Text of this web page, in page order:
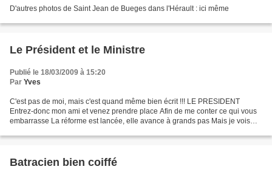
D'autres photos de Saint Jean de Bueges dans l'Hérault : ici même
Le Président et le Ministre
Publié le 18/03/2009 à 15:20
Par Yves
C'est pas de moi, mais c'est quand même bien écrit !!! LE PRESIDENT
Entrez-donc mon ami et venez prendre place Afin de me conter ce qui vous
embarrasse La réforme est lancée, elle avance à grands pas Mais je vois
Batracien bien coiffé